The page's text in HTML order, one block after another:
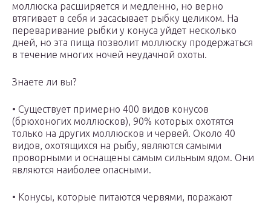
моллюска расширяется и медленно, но верно
втягивает в себя и засасывает рыбку целиком. На
переваривание рыбки у конуса уйдет несколько
дней, но эта пища позволит моллюску продержаться
в течение многих ночей неудачной охоты.
Знаете ли вы?
• Существует примерно 400 видов конусов
(брюхоногих моллюсков), 90% которых охотятся
только на других моллюсков и червей. Около 40
видов, охотящихся на рыбу, являются самыми
проворными и оснащены самым сильным ядом. Они
являются наиболее опасными.
• Конусы, которые питаются червями, поражают